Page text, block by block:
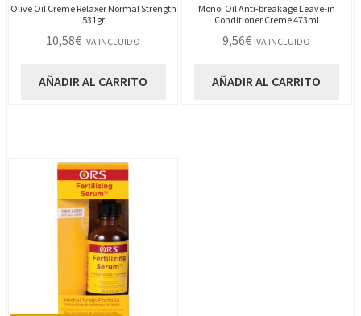
Olive Oil Creme Relaxer Normal Strength
531gr
10,58€ IVA INCLUIDO
AÑADIR AL CARRITO
Monoi Oil Anti-breakage Leave-in
Conditioner Creme 473ml
9,56€ IVA INCLUIDO
AÑADIR AL CARRITO